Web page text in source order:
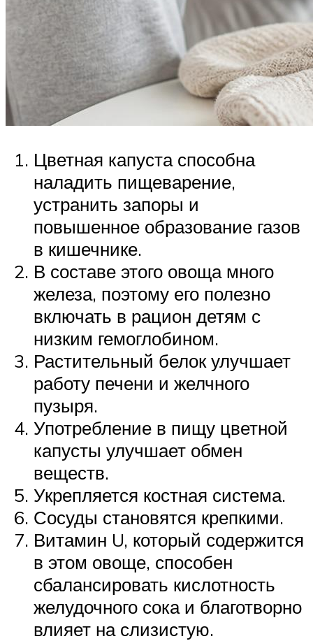
Цветная капуста способна
наладить пищеварение,
устранить запоры и
повышенное образование газов
в кишечнике.
В составе этого овоща много
железа, поэтому его полезно
включать в рацион детям с
низким гемоглобином.
Растительный белок улучшает
работу печени и желчного
пузыря.
Употребление в пищу цветной
капусты улучшает обмен
веществ.
Укрепляется костная система.
Сосуды становятся крепкими.
Витамин U, который содержится
в этом овоще, способен
сбалансировать кислотность
желудочного сока и благотворно
влияет на слизистую.